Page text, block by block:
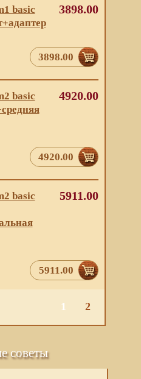
basic
3898.00
3898.00
basic
4920.00
4920.00
basic
5911.00
5911.00
1 2
советы